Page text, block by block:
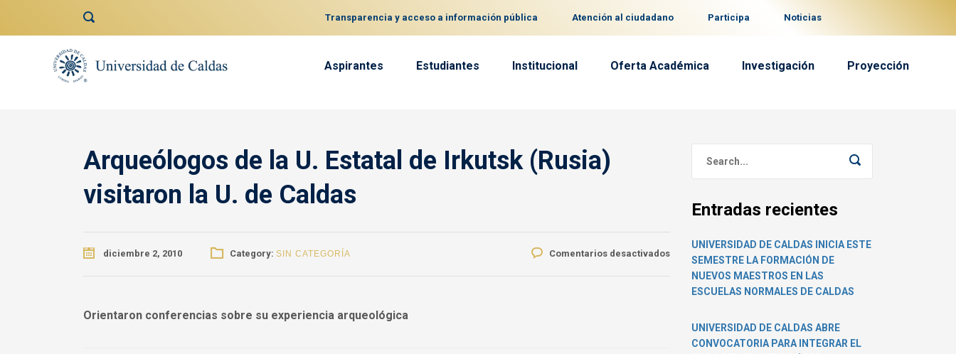
Transparencia y acceso a información pública Atención al ciudadano Participa Noticias
Aspirantes Estudiantes Institucional Oferta Académica Investigación Proyección
Arqueólogos de la U. Estatal de Irkutsk (Rusia)
visitaron la U. de Caldas
diciembre 2, 2010 Category: SIN CATEGORÍA Comentarios desactivadosen
Estatal
Orientaron conferencias sobre su experiencia arqueológica
Entradas recientes
UNIVERSIDAD DE CALDAS INICIA ESTE
SEMESTRE LA FORMACIÓN DE
NUEVOS MAESTROS EN LAS
ESCUELAS NORMALES DE CALDAS
UNIVERSIDAD DE CALDAS ABRE
CONVOCATORIA PARA INTEGRAR EL